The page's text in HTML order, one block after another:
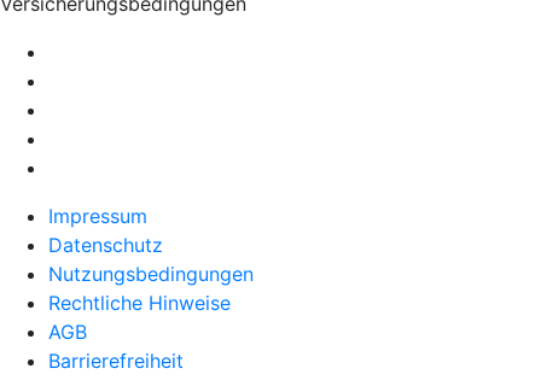
Impressum
Datenschutz
Nutzungsbedingungen
Rechtliche Hinweise
AGB
Barrierefreiheit